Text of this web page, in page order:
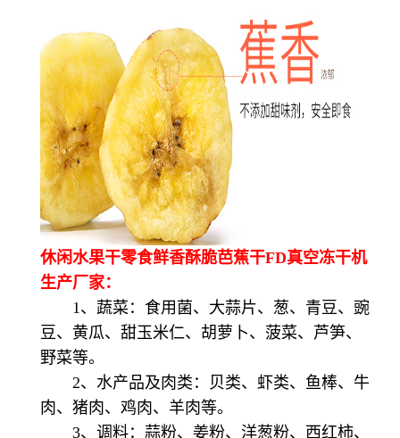
休闲水果干零食鲜香酥脆芭蕉干FD真空冻干机
生产厂家：
1、蔬菜：食用菌、大蒜片、葱、青豆、豌
豆、黄瓜、甜玉米仁、胡萝卜、菠菜、芦笋、
野菜等。
2、水产品及肉类：贝类、虾类、鱼棒、牛
肉、猪肉、鸡肉、羊肉等。
3、调料：蒜粉、姜粉、洋葱粉、西红柿、